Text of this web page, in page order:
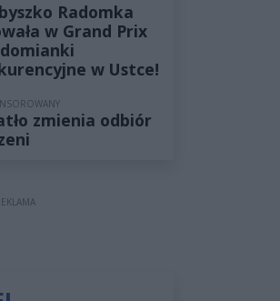
Radomka
w Grand Prix
w Ustce!
zmienia odbiór